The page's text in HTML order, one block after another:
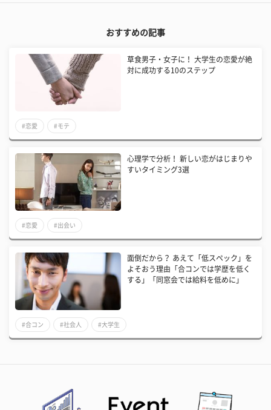
おすすめの記事
草食男子・女子に！ 大学生の恋愛が絶
対に成功する10のステップ
#恋愛 #モテ
心理学で分析！ 新しい恋がはじまりや
すいタイミング3選
#恋愛 #出会い
面倒だから？ あえて「低スペック」を
よそおう理由「合コンでは学歴を低く
する」「同窓会では給料を低めに」
#合コン #社会人 #大学生